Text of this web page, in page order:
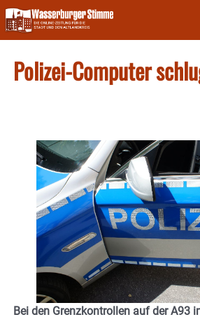
Skip
to
content
Polizei-Computer
Bei den Grenzkontrollen auf der A93